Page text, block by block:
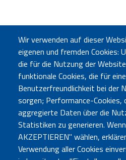
Download
Arbeitsprogramm der
Nachwuchsforum: Zehn-
Wir verwenden auf dieser
eigenen und fremden Cookies:
die für die Nutzung der
funktionale Cookies, die für
Benutzerfreundlichkeit bei der
sorgen; Performance-Cookies,
aggregierte Daten über die
Statistiken zu generieren.
AKZEPTIEREN" wählen,
Verwendung aller Cookies